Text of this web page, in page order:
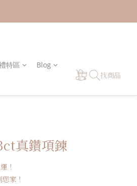
特區 Blog
找商品
真鑽項鍊
！
家！